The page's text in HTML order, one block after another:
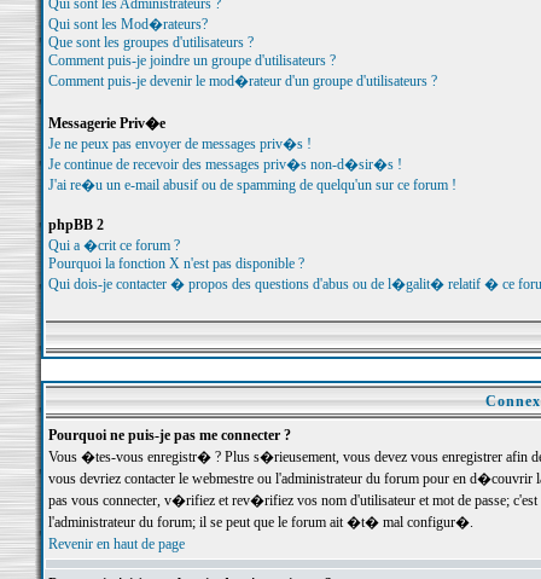
Qui sont les Administrateurs ?
Qui sont les Mod�rateurs?
Que sont les groupes d'utilisateurs ?
Comment puis-je joindre un groupe d'utilisateurs ?
Comment puis-je devenir le mod�rateur d'un groupe d'utilisateurs ?
Messagerie Priv�e
Je ne peux pas envoyer de messages priv�s !
Je continue de recevoir des messages priv�s non-d�sir�s !
J'ai re�u un e-mail abusif ou de spamming de quelqu'un sur ce forum !
phpBB 2
Qui a �crit ce forum ?
Pourquoi la fonction X n'est pas disponible ?
Qui dois-je contacter � propos des questions d'abus ou de l�galit� relatif � ce
Pourquoi ne puis-je pas me connecter ?
Vous �tes-vous enregistr� ? Plus s�rieusement, vous devez vous enregistrer
vous devriez contacter le webmestre ou l'administrateur du forum pour en
pas vous connecter, v�rifiez et rev�rifiez vos nom d'utilisateur et mot de passe;
l'administrateur du forum; il se peut que le forum ait �t� mal configur�.
Revenir en haut de page